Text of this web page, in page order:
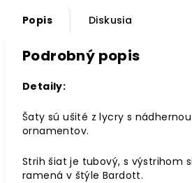
Popis Diskusia
Podrobný popis
Detaily:
Šaty sú ušité z lycry s
ornamentov.
Strih šiat je tubový, s výstrihom
ramená v štýle Bardott.